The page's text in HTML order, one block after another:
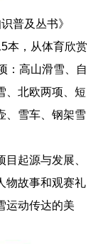
普及丛书》
本，从体育欣赏
：高山滑雪、自
、北欧两项、短
、雪车、钢架雪
起源与发展、
物故事和观赛礼
运动传达的美